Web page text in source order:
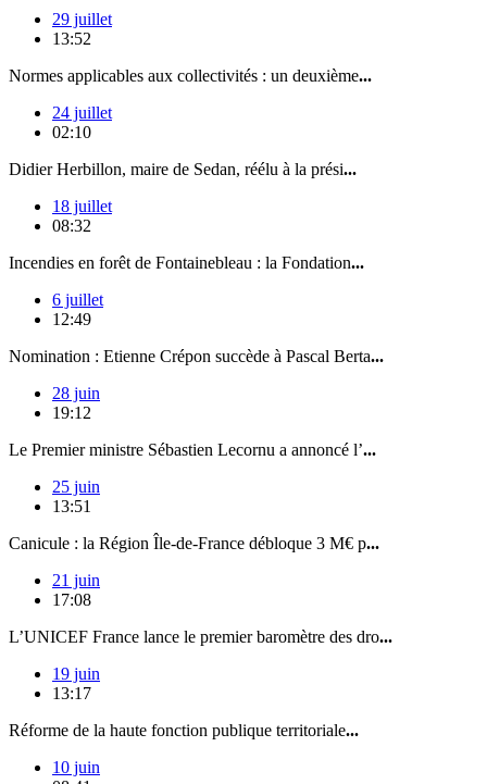
29 juillet
13:52
Normes applicables aux collectivités : un deuxième...
24 juillet
02:10
Didier Herbillon, maire de Sedan, réélu à la prési...
18 juillet
08:32
Incendies en forêt de Fontainebleau : la Fondation...
6 juillet
12:49
Nomination : Etienne Crépon succède à Pascal Berta...
28 juin
19:12
Le Premier ministre Sébastien Lecornu a annoncé l’...
25 juin
13:51
Canicule : la Région Île-de-France débloque 3 M€ p...
21 juin
17:08
L’UNICEF France lance le premier baromètre des dro...
19 juin
13:17
Réforme de la haute fonction publique territoriale...
10 juin